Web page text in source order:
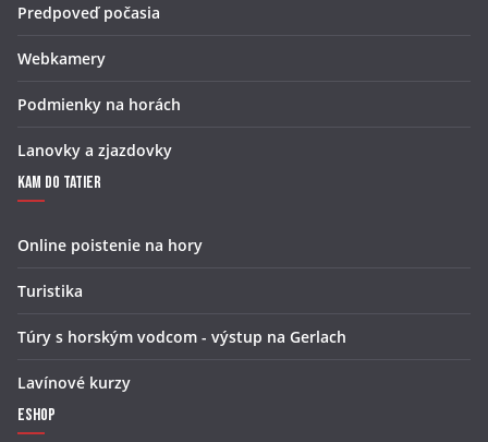
Predpoveď počasia
Webkamery
Podmienky na horách
Lanovky a zjazdovky
Kam do Tatier
Online poistenie na hory
Turistika
Túry s horským vodcom - výstup na Gerlach
Lavínové kurzy
Eshop